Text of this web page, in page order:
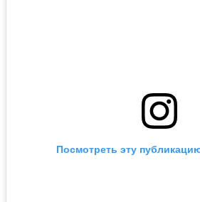
Посмотреть эту